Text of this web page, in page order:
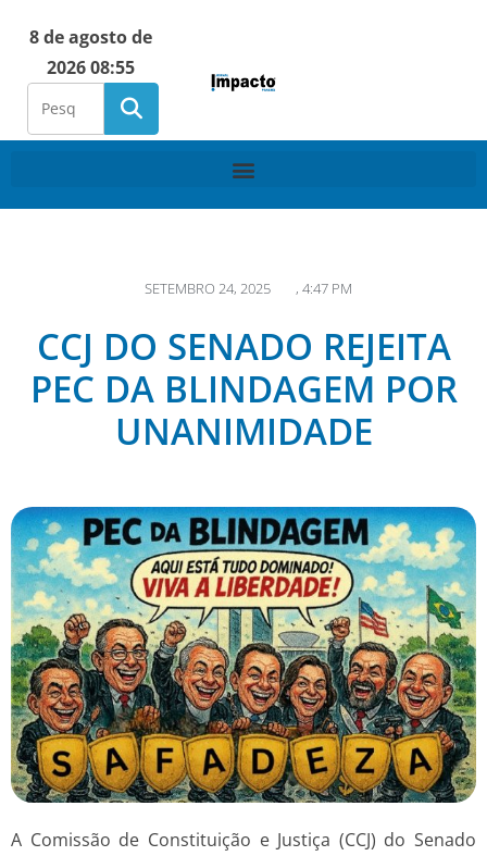
8 de agosto de
2026 08:55
SETEMBRO 24, 2025 , 4:47 PM
CCJ DO SENADO REJEITA
PEC DA BLINDAGEM POR
UNANIMIDADE
A Comissão de Constituição e Justiça (CCJ) do Senado